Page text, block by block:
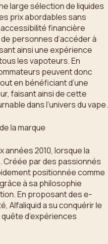
large sélection de liquides
prix abordables sans
financière
personnes d’accéder à
ainsi une expérience
les vapoteurs. En
peuvent donc
en bénéficiant d’une
faisant ainsi de cette
dans l’univers du vape.
la marque
années 2010, lorsque la
Créée par des passionnés
positionnée comme
à sa philosophie
En proposant des e-
Alfaliquid a su conquérir le
d’expériences